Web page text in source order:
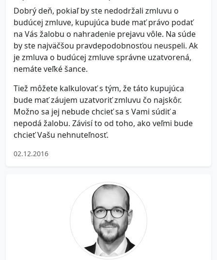
Dobrý deň, pokiaľ by ste nedodržali zmluvu o
budúcej zmluve, kupujúca bude mať právo podať
na Vás žalobu o nahradenie prejavu vôle. Na súde
by ste najväčšou pravdepodobnosťou neuspeli. Ak
je zmluva o budúcej zmluve správne uzatvorená,
nemáte veľké šance.
Tiež môžete kalkulovať s tým, že táto kupujúca
bude mať záujem uzatvoriť zmluvu čo najskôr.
Možno sa jej nebude chcieť sa s Vami súdiť a
nepodá žalobu. Závisí to od toho, ako veľmi bude
chcieť Vašu nehnuteľnosť.
02.12.2016